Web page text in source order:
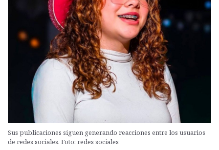
Sus publicaciones siguen generando reacciones entre los usuarios
de redes sociales. Foto: redes sociales